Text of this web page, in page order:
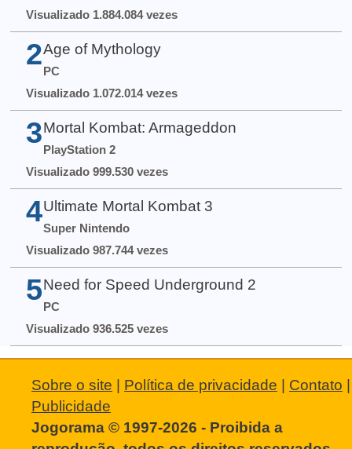
Visualizado 1.884.084 vezes
2 Age of Mythology
PC
Visualizado 1.072.014 vezes
3 Mortal Kombat: Armageddon
PlayStation 2
Visualizado 999.530 vezes
4 Ultimate Mortal Kombat 3
Super Nintendo
Visualizado 987.744 vezes
5 Need for Speed Underground 2
PC
Visualizado 936.525 vezes
Sobre o site Política de privacidade Contato
Publicidade
Jogorama © 1997-2026 - Proibida a